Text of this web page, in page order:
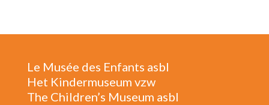
Le Musée des Enfants asbl
Het Kindermuseum vzw
The Children’s Museum asbl